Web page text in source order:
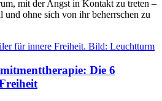
mit der Angst in Kontakt zu treten –
und ohne sich von ihr beherrschen zu
Die 6